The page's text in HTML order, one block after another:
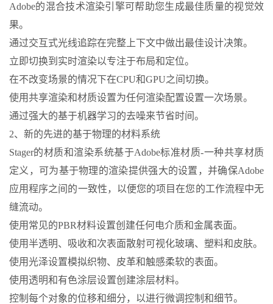
Adobe的混合技术渲染引擎可帮助您生成最佳质量的视觉效
果。
通过交互式光线追踪在完整上下文中做出最佳设计决策。
立即切换到实时渲染以专注于布局和定位。
在不改变场景的情况下在CPU和GPU之间切换。
使用共享渲染和材质设置为任何渲染配置设置一次场景。
通过强大的基于机器学习的去噪来节省时间。
2、新的先进的基于物理的材料系统
Stager的材质和渲染系统基于Adobe标准材质-一种共享材质
定义，可为基于物理的渲染提供强大的设置，并确保Adobe
应用程序之间的一致性，以便您的项目在您的工作流程中无
缝流动。
使用常见的PBR材料设置创建任何电介质和金属表面。
使用半透明、吸收和次表面散射可视化玻璃、塑料和皮肤。
使用光泽设置模拟织物、皮革和触感柔软的表面。
使用透明和有色涂层设置创建涂层材料。
控制每个对象的位移和细分，以进行微调控制和细节。